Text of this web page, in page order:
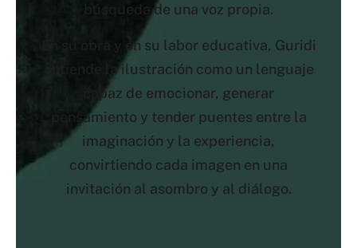
búsqueda de una voz propia.
En su obra y en su labor educativa, Guridi
entiende la ilustración como un lenguaje
capaz de emocionar, generar
pensamiento y tender puentes entre la
imaginación y la experiencia,
convirtiendo cada imagen en una
invitación al asombro y al diálogo.